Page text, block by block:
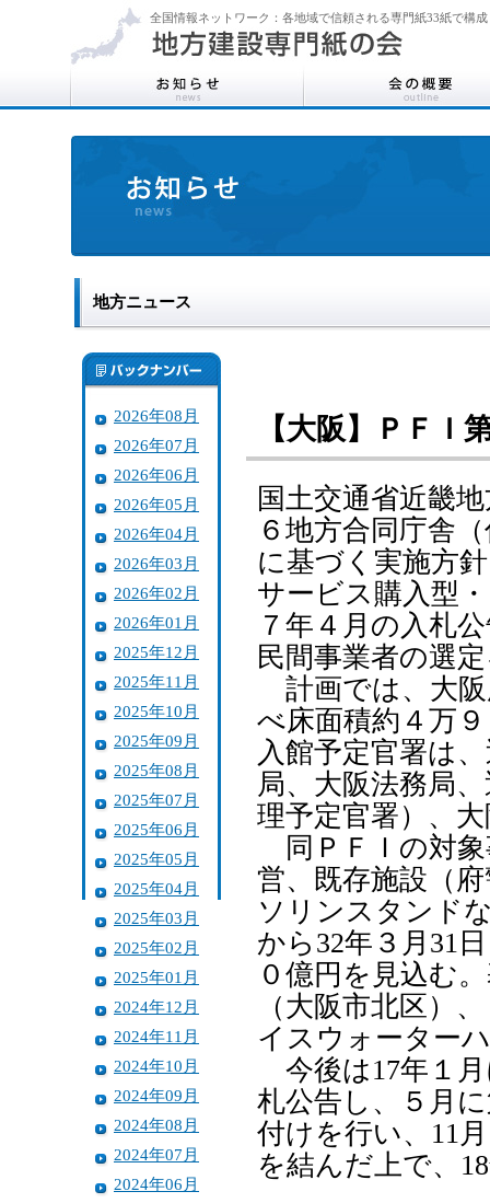
全国情報ネットワーク：各地域で信頼される専門紙33紙で構成
地方ニュース
2026年08月
2026年07月
2026年06月
2026年05月
2026年04月
2026年03月
2026年02月
2026年01月
2025年12月
2025年11月
2025年10月
2025年09月
2025年08月
2025年07月
2025年06月
2025年05月
2025年04月
2025年03月
2025年02月
2025年01月
2024年12月
2024年11月
2024年10月
2024年09月
2024年08月
2024年07月
2024年06月
【大阪】ＰＦ
国土交通省近畿
６地方合同庁舎
に基づく実施方
サービス購入型
７年４月の入札
民間事業者の選
計画では、大阪
べ床面積約４万
入館予定官署は
局、大阪法務局
理予定官署）、
同ＰＦＩの対象
営、既存施設（
ソリンスタンド
から32年３月31
０億円を見込む
（大阪市北区）
イスウォーター
今後は17年１
札公告し、５月
付けを行い、11
を結んだ上で、